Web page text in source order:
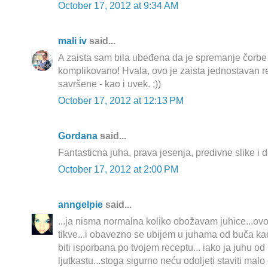
October 17, 2012 at 9:34 AM
mali iv said...
A zaista sam bila ubeđena da je spremanje
komplikovano! Hvala, ovo je zaista jednostavan
savršene - kao i uvek. ;))
October 17, 2012 at 12:13 PM
Gordana said...
Fantasticna juha, prava jesenja, predivne slike i
October 17, 2012 at 2:00 PM
anngelpie said...
...ja nisma normalna koliko obožavam
tikve...i obavezno se ubijem u juhama od buča
biti isporbana po tvojem receptu... iako ja juhu
ljutkastu...stoga sigurno neću odoljeti staviti